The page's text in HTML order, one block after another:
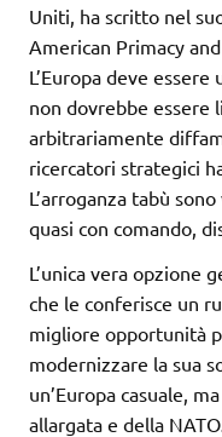
Uniti, ha scritto nel
American Primacy
L’Europa deve
non dovrebbe essere
arbitrariamente
ricercatori strategici
L’arroganza tabù
quasi con comando,
L’unica vera opzione
che le conferisce un
migliore opportunità
modernizzare la sua
un’Europa casuale,
allargata e della